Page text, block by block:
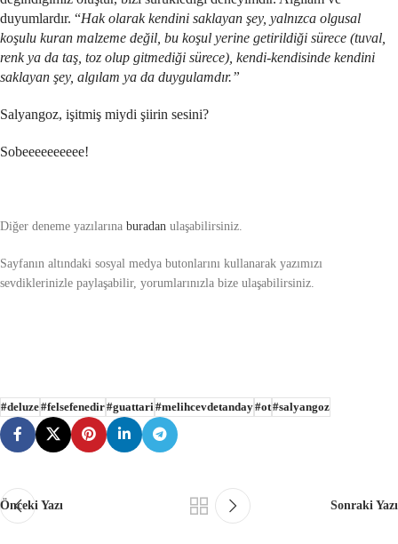
duyumlardır. “Hak olarak kendini saklayan şey, yalnızca olgusal
koşulu kuran malzeme değil, bu koşul yerine getirildiği sürece (tuval,
renk ya da taş, toz olup gitmediği sürece), kendi-kendisinde kendini
saklayan şey, algılam ya da duygulamdır.”
Salyangoz, işitmiş miydi şiirin sesini?
Sobeeeeeeeeee!
Diğer deneme yazılarına buradan ulaşabilirsiniz.
Sayfanın altındaki sosyal medya butonlarını kullanarak yazımızı
sevdiklerinizle paylaşabilir, yorumlarınızla bize ulaşabilirsiniz.
#deluze#felsefenedir#guattari#melihcevdetanday#ot#salyangoz
Önceki Yazı Sonraki Yazı